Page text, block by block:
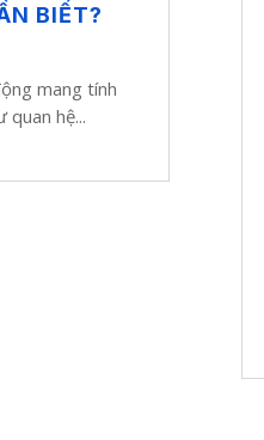
BIẾT?
mang tính
hệ...